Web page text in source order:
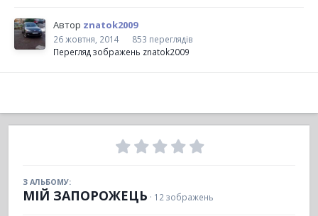
Автор znatok2009
26 жовтня, 2014
853 переглядів
Перегляд зображень znatok2009
З АЛЬБОМУ:
МІЙ ЗАПОРОЖЕЦЬ · 12 зображень